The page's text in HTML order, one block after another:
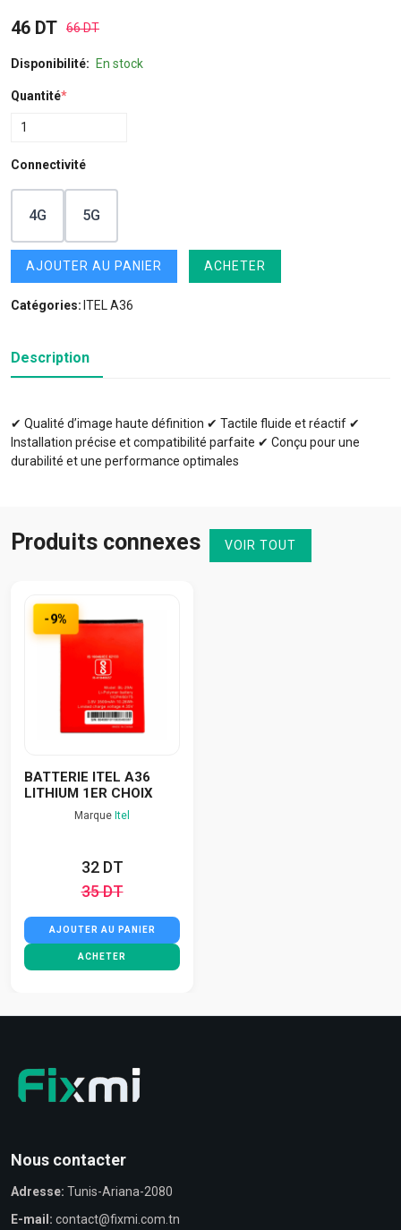
46 DT 66 DT
Disponibilité: En stock
Quantité*
Connectivité
4G 5G
AJOUTER AU PANIER ACHETER
Catégories: ITEL A36
Description
✔ Qualité d’image haute définition ✔ Tactile fluide et réactif ✔
Installation précise et compatibilité parfaite ✔ Conçu pour une
durabilité et une performance optimales
Produits connexes VOIR TOUT
-9%
BATTERIE ITEL A36
LITHIUM 1ER CHOIX
Marque Itel
32 DT
35 DT
AJOUTER AU PANIER
ACHETER
Nous contacter
Adresse: Tunis-Ariana-2080
E-mail: contact@fixmi.com.tn